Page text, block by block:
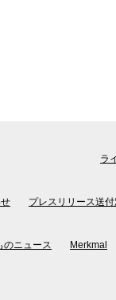
ラ
プレスリリース送付
のニュース Merkmal